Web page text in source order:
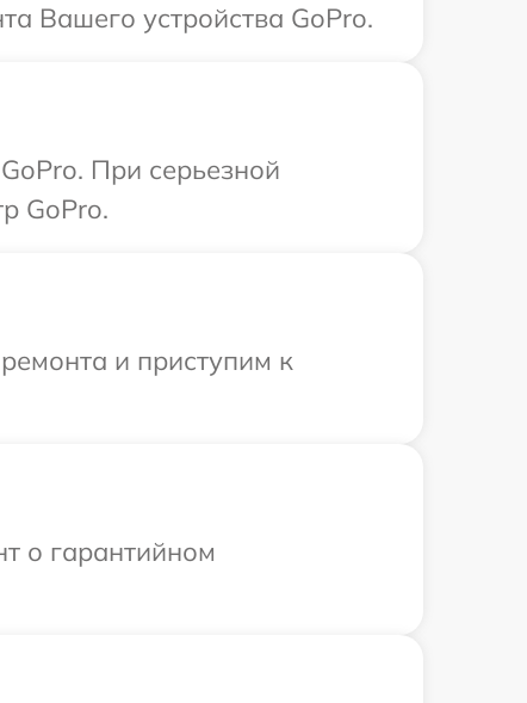
Вашего устройства GoPro.
При серьезной
GoPro.
и приступим к
о гарантийном